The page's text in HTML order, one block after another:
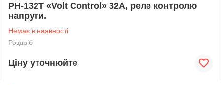
РН-132Т «Volt Control» 32А, реле контролю
напруги.
Немає в наявності
Роздріб
Ціну уточнюйте